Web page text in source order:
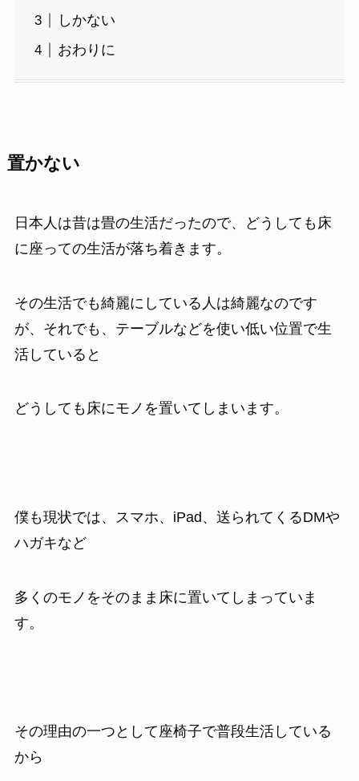
しかない
おわりに
置かない
日本人は昔は畳の生活だったので、どうしても床
に座っての生活が落ち着きます。
その生活でも綺麗にしている人は綺麗なのです
が、それでも、テーブルなどを使い低い位置で生
活していると
どうしても床にモノを置いてしまいます。
僕も現状では、スマホ、iPad、送られてくるDMや
ハガキなど
多くのモノをそのまま床に置いてしまっていま
す。
その理由の一つとして座椅子で普段生活している
から